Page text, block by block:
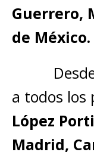
Guerrero,
de México.
Desde
a todos los
López
Madrid,